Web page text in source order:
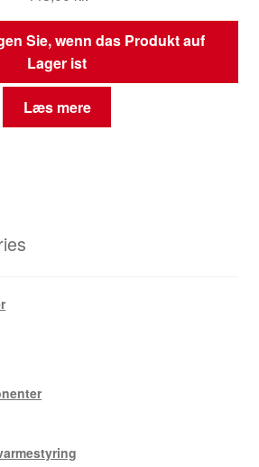
Sie, wenn das Produkt auf
Lager ist
Læs mere